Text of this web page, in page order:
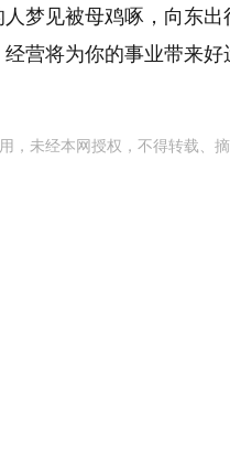
梦见被母鸡啄，向东
营将为你的事业带来
，未经本网授权，不得转载、